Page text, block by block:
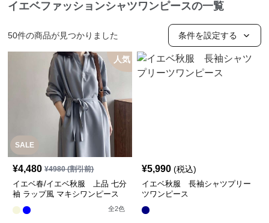
イエベファッションシャツワンピースの一覧
50件の商品が見つかりました 条件を設定する
SALE
人気
¥4,480 ¥4980(割引前)
イエベ春/イエベ秋服 上品 七分
袖 ラップ風 マキシワンピース
全2色
¥5,990 (税込)
イエベ秋服 長袖シャツプリー
ツワンピース